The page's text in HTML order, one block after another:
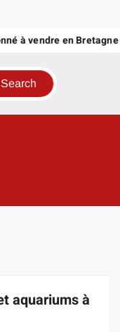
vendre en Bretagne
aquariums à